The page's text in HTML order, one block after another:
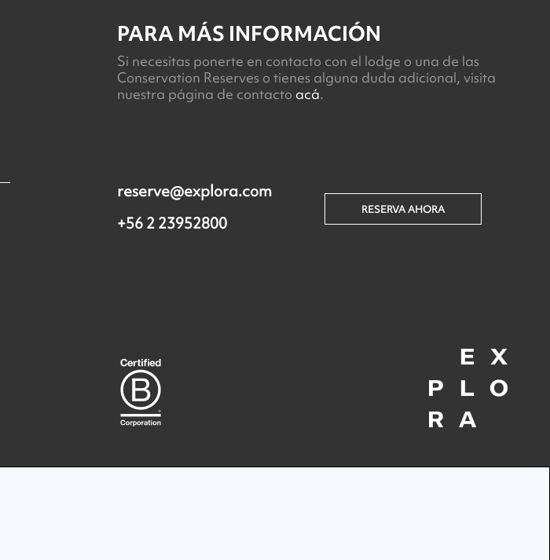
PARA MÁS INFORMACIÓN
Si necesitas ponerte en contacto con el lodge o una de las
Conservation Reserves o tienes alguna duda adicional, visita
nuestra página de contacto acá.
reserve@explora.com
+56 2 23952800
RESERVA AHORA